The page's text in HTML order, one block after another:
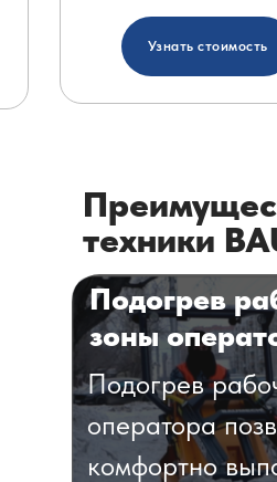
Узнать стоимость
Подогрев
зоны
Подогрев
оператора
комфортно
техники